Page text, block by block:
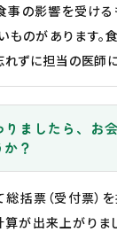
事の影響を受け
ものがあります。
れずに担当の医師
ましたら、お
？
括票（受付票）
算が出来上がり